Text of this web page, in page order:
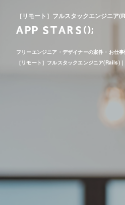
［リモート］フルスタックエンジニ
フリーエンジニア・デザイナーの案件・お仕事
［リモート］フルスタックエンジニア(Rails)